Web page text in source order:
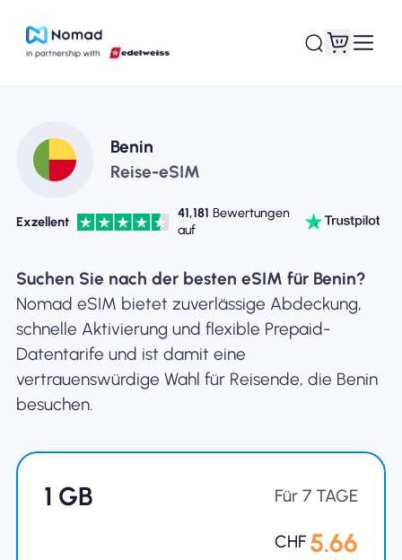
Benin
Reise-eSIM
Exzellent
41,181 Bewertungen
auf
Suchen Sie nach der besten eSIM für Benin?
Nomad eSIM bietet zuverlässige Abdeckung,
schnelle Aktivierung und flexible Prepaid-
Datentarife und ist damit eine
vertrauenswürdige Wahl für Reisende, die Benin
besuchen.
1 GB Für 7 TAGE
CHF 5.66